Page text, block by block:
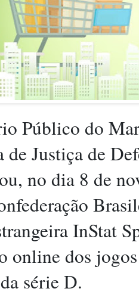
Público do
Justiça de
no dia 8 de
InStat
online dos
série D.